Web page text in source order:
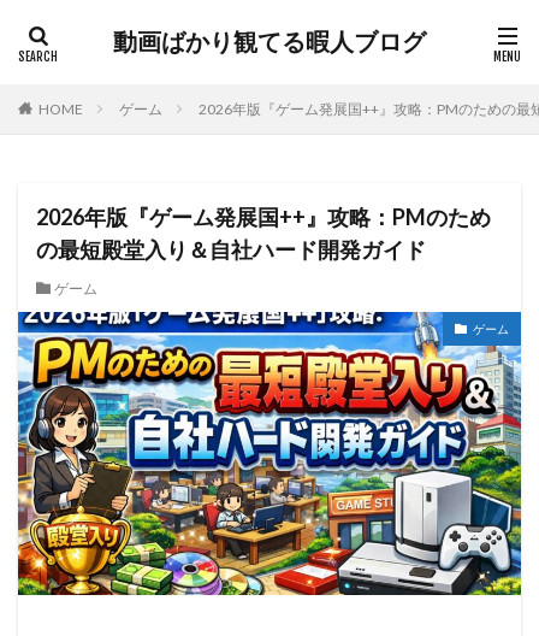
動画ばかり観てる暇人ブログ
HOME ゲーム 2026年版『ゲーム発展国++』攻略：PMのための最
2026年版『ゲーム発展国++』攻略：PMのため
の最短殿堂入り＆自社ハード開発ガイド
ゲーム
ゲーム